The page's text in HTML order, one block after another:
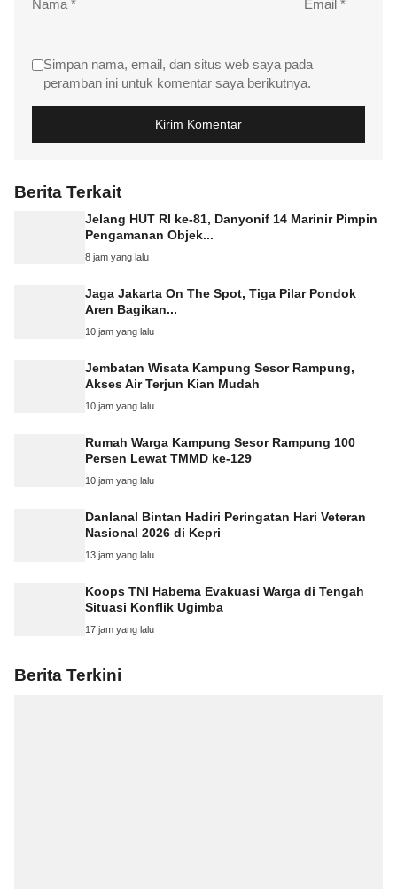
Nama * Email *
Simpan nama, email, dan situs web saya pada
peramban ini untuk komentar saya berikutnya.
Berita Terkait
Jelang HUT RI ke-81, Danyonif 14 Marinir Pimpin
Pengamanan Objek...
8 jam yang lalu
Jaga Jakarta On The Spot, Tiga Pilar Pondok
Aren Bagikan...
10 jam yang lalu
Jembatan Wisata Kampung Sesor Rampung,
Akses Air Terjun Kian Mudah
10 jam yang lalu
Rumah Warga Kampung Sesor Rampung 100
Persen Lewat TMMD ke-129
10 jam yang lalu
Danlanal Bintan Hadiri Peringatan Hari Veteran
Nasional 2026 di Kepri
13 jam yang lalu
Koops TNI Habema Evakuasi Warga di Tengah
Situasi Konflik Ugimba
17 jam yang lalu
Berita Terkini